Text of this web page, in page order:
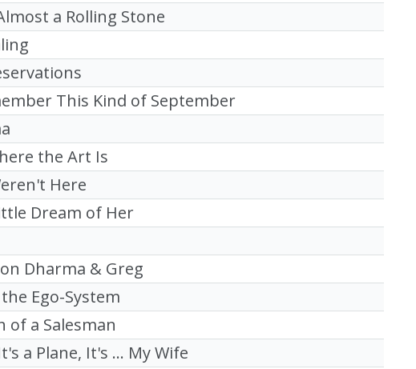
a Rolling Stone
This Kind of September
the Art Is
Here
Dream of Her
Dharma & Greg
Ego-System
of a Salesman
a Plane, It's ... My Wife